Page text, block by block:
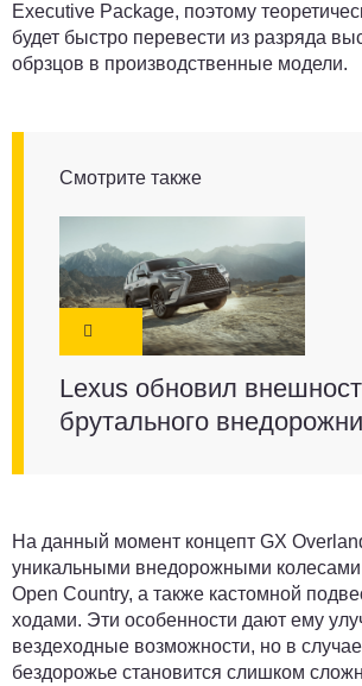
Executive Package, поэтому
будет быстро перевести из разряда
обрзцов в производственные модели.
Смотрите также
Lexus обновил
брутального
На данный момент концепт GX
уникальными внедорожными
Open Country, а также кастомной
ходами. Эти особенности дают ему
вездеходные возможности, но в
бездорожье становится слишком